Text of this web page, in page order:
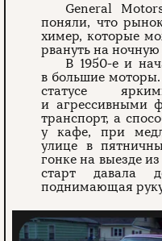
General
поняли, что
химер, которые
рвануть на ночную
В 1950-е и
в большие
статусе
и агрессивными
транспорт, а
у кафе, при
улице в
гонке на выезде
старт давала
поднимающая руку